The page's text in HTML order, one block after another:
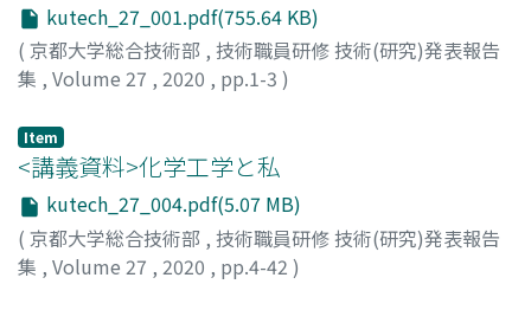
kutech_27_001.pdf(755.64 KB)
( 京都大学総合技術部 , 技術職員研修 技術(研究)発表報告
集 , Volume 27 , 2020 , pp.1-3 )
Item
<講義資料>化学工学と私
kutech_27_004.pdf(5.07 MB)
( 京都大学総合技術部 , 技術職員研修 技術(研究)発表報告
集 , Volume 27 , 2020 , pp.4-42 )